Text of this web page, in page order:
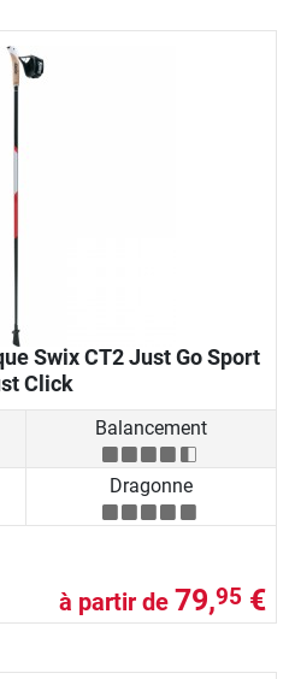
Swix CT2 Just Go Sport
Click
Balancement
Dragonne
à partir de 79,95 €